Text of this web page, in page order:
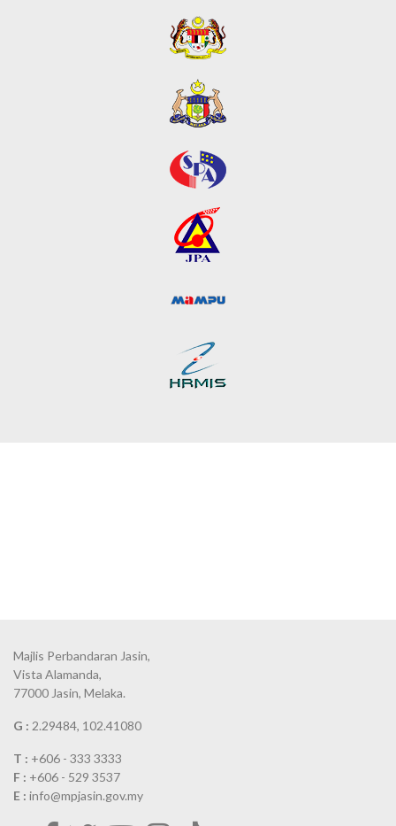
Majlis Perbandaran Jasin,
Vista Alamanda,
77000 Jasin, Melaka.
G : 2.29484, 102.41080
T : +606 - 333 3333
F : +606 - 529 3537
E : info@mpjasin.gov.my